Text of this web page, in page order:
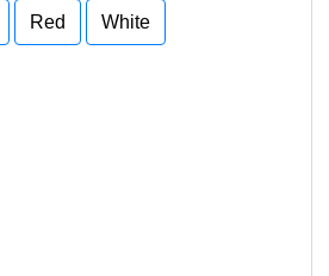
Red White